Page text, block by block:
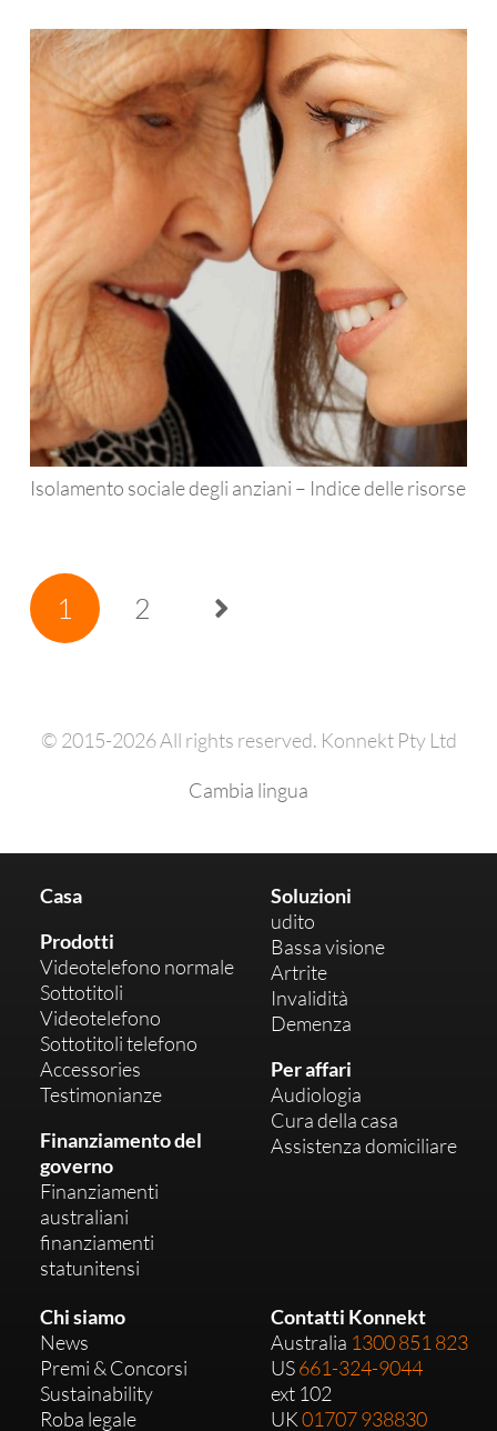
Isolamento sociale degli anziani – Indice delle risorse
1 2
© 2015-2026 All rights reserved. Konnekt Pty Ltd
Cambia lingua
Casa
Prodotti
Videotelefono normale
Sottotitoli
Videotelefono
Sottotitoli telefono
Accessories
Testimonianze
Finanziamento del
governo
Finanziamenti
australiani
finanziamenti
statunitensi
Soluzioni
udito
Bassa visione
Artrite
Invalidità
Demenza
Per affari
Audiologia
Cura della casa
Assistenza domiciliare
Chi siamo
News
Premi & Concorsi
Sustainability
Roba legale
Contatti Konnekt
Australia 1300 851 823
US661-324-9044
ext 102
UK01707 938830